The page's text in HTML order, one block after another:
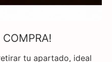
COMPRA!
tu apartado, ideal